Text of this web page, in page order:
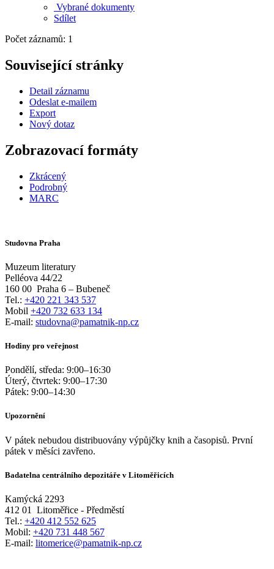
Vybrané dokumenty
Sdílet
Počet záznamů: 1
Související stránky
Detail záznamu
Odeslat e-mailem
Export
Nový dotaz
Zobrazovací formáty
Zkrácený
Podrobný
MARC
Studovna Praha
Muzeum literatury
Pelléova 44/22
160 00 Praha 6 – Bubeneč
Tel.: +420 221 343 537
Mobil +420 732 633 134
E-mail: studovna@pamatnik-np.cz
Hodiny pro veřejnost
Pondělí, středa: 9:00–16:30
Úterý, čtvrtek: 9:00–17:30
Pátek: 9:00–14:30
Upozornění
V pátek nebudou distribuovány výpůjčky knih a časopisů. První
pátek v měsíci zavřeno.
Badatelna centrálního depozitáře v Litoměřicích
Kamýcká 2293
412 01
Litoměřice - Předměstí
Tel.: +420 412 552 625
Mobil: +420 731 448 567
E-mail: litomerice@pamatnik-np.cz